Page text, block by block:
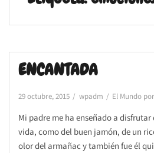
ENCANTADA
29 octubre, 2015 wpadm El Mundo
Mi padre me ha enseñado a disfrutar
vida, como del buen jamón, de un
olor del armañac y también fue él